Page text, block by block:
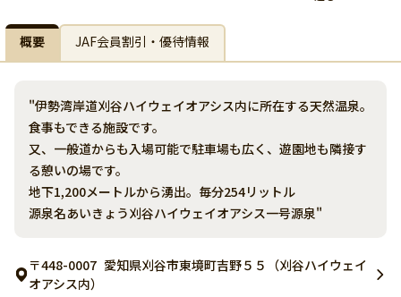
概要 JAF会員割引・優待情報
"伊勢湾岸道刈谷ハイウェイオアシス内に所在する天然温泉。
食事もできる施設です。
又、一般道からも入場可能で駐車場も広く、遊園地も隣接す
る憩いの場です。
地下1,200メートルから湧出。毎分254リットル
源泉名あいきょう刈谷ハイウェイオアシス一号源泉"
〒448-0007 愛知県刈谷市東境町吉野５５（刈谷ハイウェイ
オアシス内）